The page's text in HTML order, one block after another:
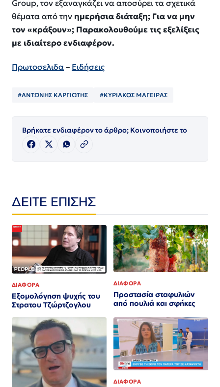
Group, τον εξαναγκάζει να αποσύρει τα σχετικά
θέματα από την ημερήσια διάταξη; Για να μην
τον «κράξουν»; Παρακολουθούμε τις εξελίξεις
με ιδιαίτερο ενδιαφέρον.
Πρωτοσελιδα– Ειδήσεις
#ΑΝΤΩΝΗΣ ΚΑΡΓΙΩΤΗΣ #ΚΥΡΙΑΚΟΣ ΜΑΓΕΙΡΑΣ
Βρήκατε ενδιαφέρον το άρθρο; Κοινοποιήστε το
ΔΕΙΤΕ ΕΠΙΣΗΣ
ΔΙΑΦΟΡΑ
Εξομολόγηση ψυχής του
Στρατου Τζώρτζογλου
ΔΙΑΦΟΡΑ
Προστασία σταφυλιών
από πουλιά και σφήκες
ΔΙΑΦΟΡΑ